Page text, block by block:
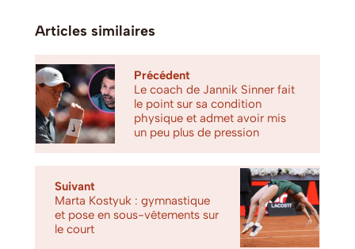
Articles similaires
Précédent
Le coach de Jannik Sinner fait
le point sur sa condition
physique et admet avoir mis
un peu plus de pression
Suivant
Marta Kostyuk : gymnastique
et pose en sous-vêtements sur
le court